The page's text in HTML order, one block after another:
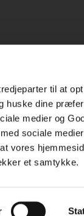
til at
huske dine
medier og
sociale
vores
et samtykke.